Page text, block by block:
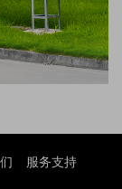
服务支持